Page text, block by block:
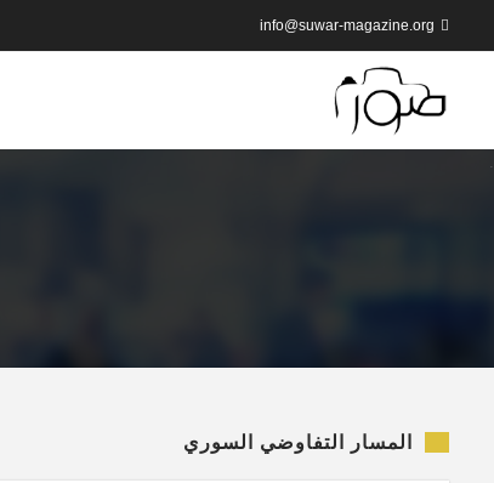
info@suwar-magazine.org
المسار التفاوضي السوري